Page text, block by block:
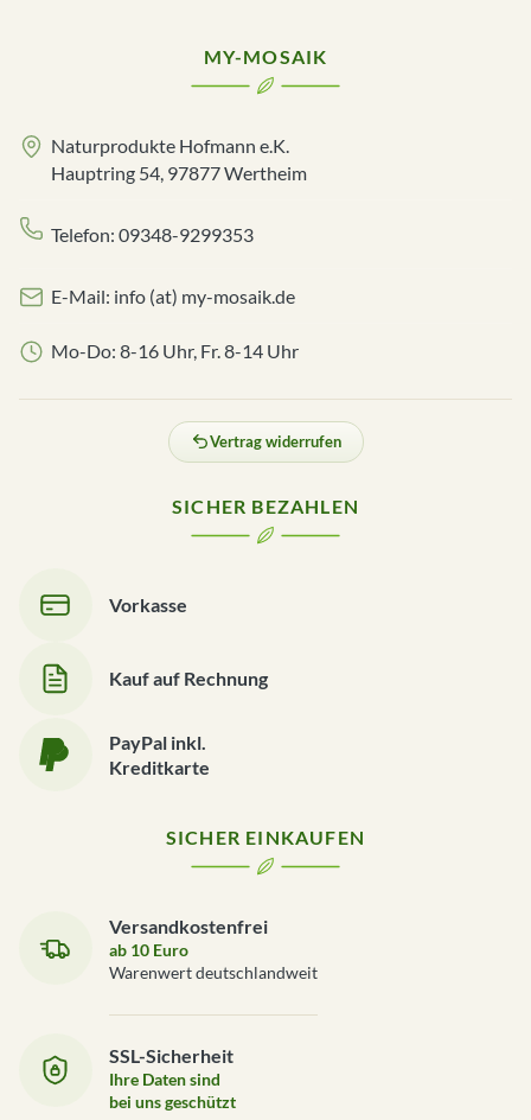
MY-MOSAIK
Naturprodukte Hofmann e.K.
Hauptring 54, 97877 Wertheim
Telefon: 09348-9299353
E-Mail: info (at) my-mosaik.de
Mo-Do: 8-16 Uhr, Fr. 8-14 Uhr
Vertrag widerrufen
SICHER BEZAHLEN
Vorkasse
Kauf auf Rechnung
PayPal inkl.
Kreditkarte
SICHER EINKAUFEN
Versandkostenfrei
ab 10 Euro
Warenwert deutschlandweit
SSL-Sicherheit
Ihre Daten sind
bei uns geschützt